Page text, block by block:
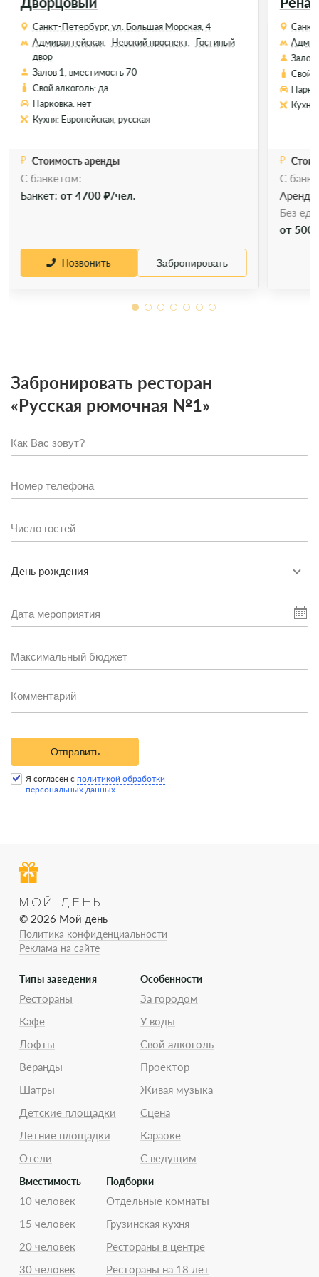
Санкт-Петербург, ул. Большая Морская, 4
Адмиралтейская,
Невский проспект,
Гостиный
двор
Залов 1, вместимость 70
Свой алкоголь: да
Парковка: нет
Кухня: Европейская, русская
Стоимость аренды
C банкетом:
Банкет:от 4700 ₽/чел.
Позвонить Забронировать
Залов
Свой
С
Без
от
Забронировать ресторан
«Русская рюмочная №1»
День рождения
Отправить
Я согласен с политикой обработки
персональных данных
МОЙ ДЕНЬ
© 2026 Мой день
Политика конфиденциальности
Реклама на сайте
Типы заведения
Рестораны
Кафе
Лофты
Веранды
Шатры
Детские площадки
Летние площадки
Отели
Особенности
За городом
У воды
Свой алкоголь
Проектор
Живая музыка
Сцена
Караоке
С ведущим
Вместимость
10 человек
15 человек
20 человек
30 человек
Подборки
Отдельные комнаты
Грузинская кухня
Рестораны в центре
Рестораны на 18 лет